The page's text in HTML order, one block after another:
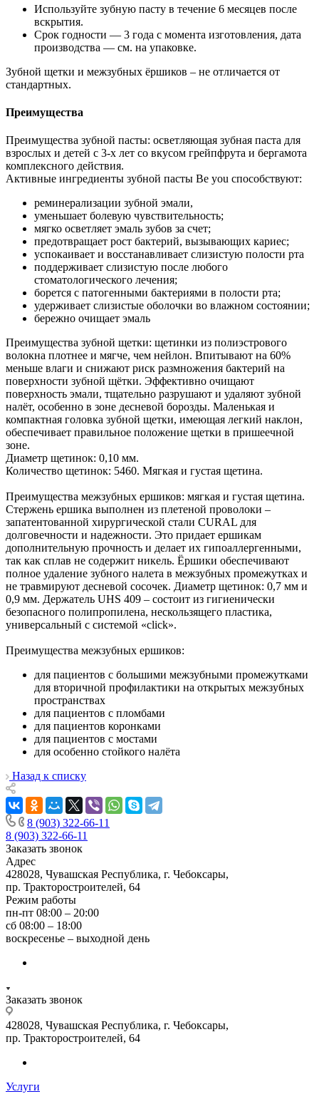
Используйте зубную пасту в течение 6 месяцев после
вскрытия.
Срок годности — 3 года с момента изготовления, дата
производства — см. на упаковке.
Зубной щетки и межзубных ёршиков – не отличается от
стандартных.
Преимущества
Преимущества зубной пасты: осветляющая зубная паста для
взрослых и детей с 3-х лет со вкусом грейпфрута и бергамота
комплексного действия.
Активные ингредиенты зубной пасты Be you способствуют:
реминерализации зубной эмали,
уменьшает болевую чувствительность;
мягко осветляет эмаль зубов за счет;
предотвращает рост бактерий, вызывающих кариес;
успокаивает и восстанавливает слизистую полости рта
поддерживает слизистую после любого
стоматологического лечения;
борется с патогенными бактериями в полости рта;
удерживает слизистые оболочки во влажном состоянии;
бережно очищает эмаль
Преимущества зубной щетки: щетинки из полиэстрового
волокна плотнее и мягче, чем нейлон. Впитывают на 60%
меньше влаги и снижают риск размножения бактерий на
поверхности зубной щётки. Эффективно очищают
поверхность эмали, тщательно разрушают и удаляют зубной
налёт, особенно в зоне десневой борозды. Маленькая и
компактная головка зубной щетки, имеющая легкий наклон,
обеспечивает правильное положение щетки в пришеечной
зоне.
Диаметр щетинок: 0,10 мм.
Количество щетинок: 5460. Мягкая и густая щетина.
Преимущества межзубных ершиков: мягкая и густая щетина.
Стержень ершика выполнен из плетеной проволоки –
запатентованной хирургической стали CURAL для
долговечности и надежности. Это придает ершикам
дополнительную прочность и делает их гипоаллергенными,
так как сплав не содержит никель. Ёршики обеспечивают
полное удаление зубного налета в межзубных промежутках и
не травмируют десневой сосочек. Диаметр щетинок: 0,7 мм и
0,9 мм. Держатель UHS 409 – состоит из гигиенически
безопасного полипропилена, нескользящего пластика,
универсальный с системой «click».
Преимущества межзубных ершиков:
для пациентов с большими межзубными промежутками
для вторичной профилактики на открытых межзубных
пространствах
для пациентов с пломбами
для пациентов коронками
для пациентов с мостами
для особенно стойкого налёта
Назад к списку
8 (903) 322-66-11
8 (903) 322-66-11
Заказать звонок
Адрес
428028, Чувашская Республика, г. Чебоксары,
пр. Тракторостроителей, 64
Режим работы
пн-пт 08:00 – 20:00
сб 08:00 – 18:00
воскресенье – выходной день
Заказать звонок
428028, Чувашская Республика, г. Чебоксары,
пр. Тракторостроителей, 64
Услуги